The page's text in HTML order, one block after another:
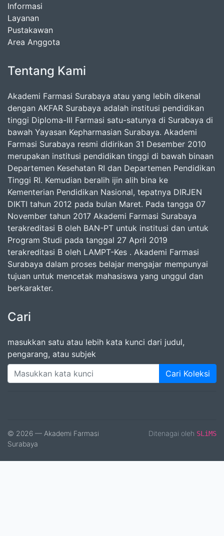
Informasi
Layanan
Pustakawan
Area Anggota
Tentang Kami
Akademi Farmasi Surabaya atau yang lebih dikenal
dengan AKFAR Surabaya adalah institusi pendidikan
tinggi Diploma-III Farmasi satu-satunya di Surabaya di
bawah Yayasan Kepharmasian Surabaya. Akademi
Farmasi Surabaya resmi didirikan 31 Desember 2010
merupakan institusi pendidikan tinggi di bawah binaan
Departemen Kesehatan RI dan Departemen Pendidikan
Tinggi RI. Kemudian beralih ijin alih bina ke
Kementerian Pendidikan Nasional, tepatnya DIRJEN
DIKTI tahun 2012 pada bulan Maret. Pada tangga 07
November tahun 2017 Akademi Farmasi Surabaya
terakreditasi B oleh BAN-PT untuk institusi dan untuk
Program Studi pada tanggal 27 April 2019
terakreditasi B oleh LAMPT-Kes . Akademi Farmasi
Surabaya dalam proses belajar mengajar mempunyai
tujuan untuk mencetak mahasiswa yang unggul dan
berkarakter.
Cari
masukkan satu atau lebih kata kunci dari judul,
pengarang, atau subjek
Cari Koleksi
© 2026 — Akademi Farmasi
Surabaya
Ditenagai oleh SLiMS